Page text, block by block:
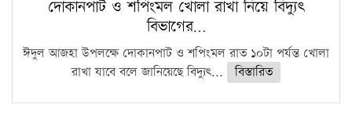
দোকানপাট ও শপিংমল খোলা রাখা নিয়ে বিদ্যুৎ
বিভাগের…
ঈদুল আজহা উপলক্ষে দোকানপাট ও শপিংমল রাত ১০টা পর্যন্ত খোলা
রাখা যাবে বলে জানিয়েছে বিদ্যুৎ...
বিস্তারিত